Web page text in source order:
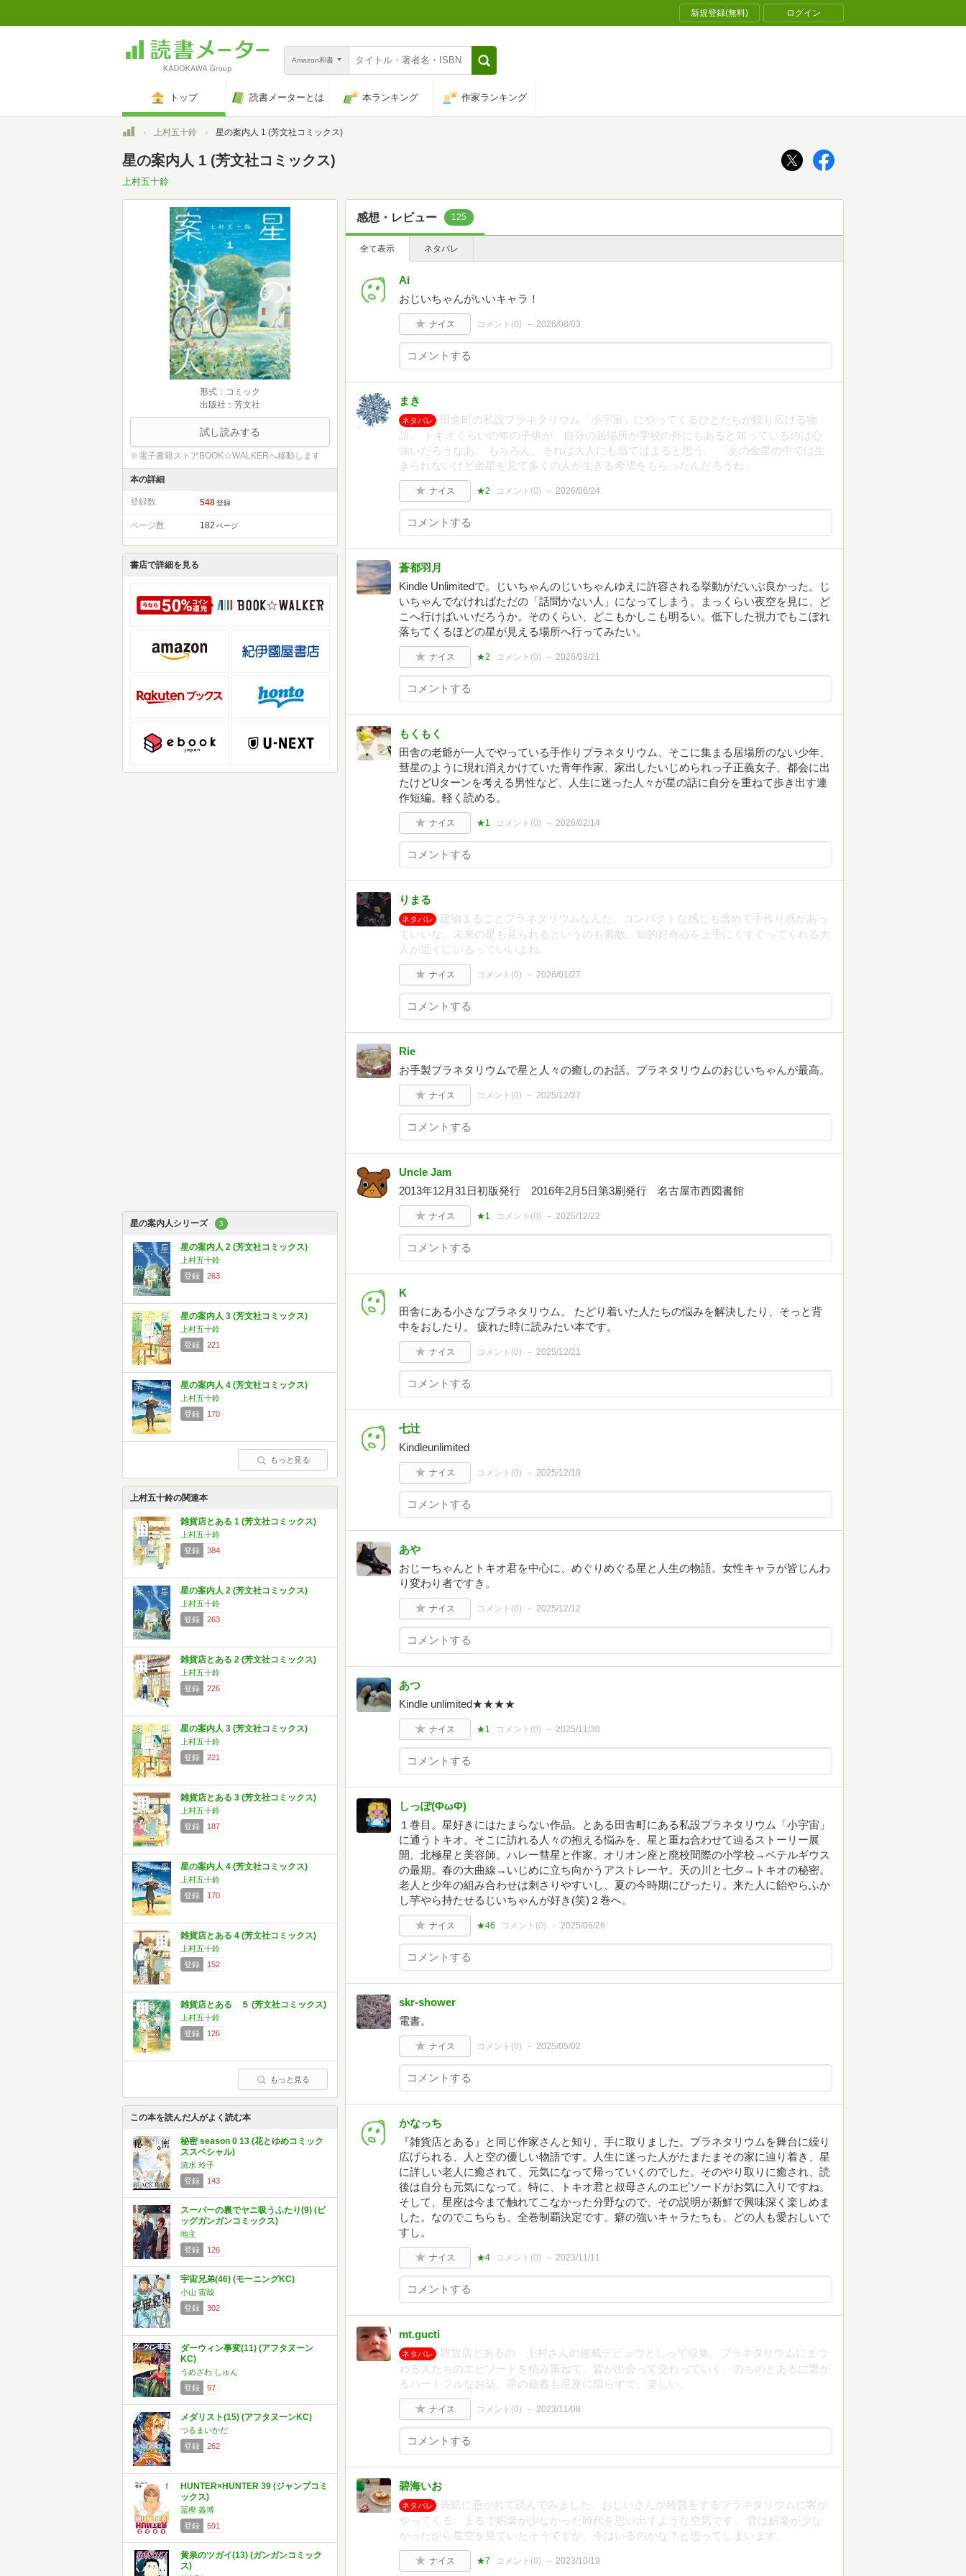
新規登録(無料) ログイン
Amazon和書
トップ 読書メーターとは 本ランキング 作家ランキング
トップ上村五十鈴 星の案内人 1 (芳文社コミックス)
星の案内人 1 (芳文社コミックス)
上村五十鈴
形式：コミック
出版社：芳文社
試し読みする
※電子書籍ストアBOOK☆WALKERへ移動します
本の詳細
登録数 548 登録
ページ数 182 ページ
書店で詳細を見る
星の案内人シリーズ 3
星の案内人 2 (芳文社コミックス)
上村五十鈴
登録
263
星の案内人 3 (芳文社コミックス)
上村五十鈴
登録
221
星の案内人 4 (芳文社コミックス)
上村五十鈴
登録
170
もっと見る
上村五十鈴の関連本
雑貨店とある 1 (芳文社コミックス)
上村五十鈴
登録
384
星の案内人 2 (芳文社コミックス)
上村五十鈴
登録
263
雑貨店とある 2 (芳文社コミックス)
上村五十鈴
登録
226
星の案内人 3 (芳文社コミックス)
上村五十鈴
登録
221
雑貨店とある 3 (芳文社コミックス)
上村五十鈴
登録
187
星の案内人 4 (芳文社コミックス)
上村五十鈴
登録
170
雑貨店とある 4 (芳文社コミックス)
上村五十鈴
登録
152
雑貨店とある ５ (芳文社コミックス)
上村五十鈴
登録
126
もっと見る
この本を読んだ人がよく読む本
秘密 season 0 13 (花とゆめコミック
ススペシャル)
清水 玲子
登録
143
スーパーの裏でヤニ吸うふたり(9) (ビ
ッグガンガンコミックス)
地主
登録
126
宇宙兄弟(46) (モーニングKC)
小山 宙哉
登録
302
ダーウィン事変(11) (アフタヌーン
KC)
うめざわ しゅん
登録
97
メダリスト(15) (アフタヌーンKC)
つるまいかだ
登録
262
HUNTER×HUNTER 39 (ジャンプコミ
ックス)
冨樫 義博
登録
591
黄泉のツガイ(13) (ガンガンコミック
ス)
感想・レビュー 125
全て表示 ネタバレ
Ai
おじいちゃんがいいキャラ！
ナイス コメント(0) 2026/08/03
まき
ネタバレ
田舎町の私設プラネタリウム「小宇宙」にやってくるひとたちが繰り広げる物
語。 トキオくらいの年の子供が、自分の居場所が学校の外にもあると知っているのは心
強いだろうなあ。 もちろん、それは大人にも当てはまると思う。 「あの金星の中では生
きられないけど金星を見て多くの人が生きる希望をもらったんだろうね」
ナイス ★2 コメント(0) 2026/06/24
蒼都羽月
Kindle Unlimitedで。じいちゃんのじいちゃんゆえに許容される挙動がだいぶ良かった。じ
いちゃんでなければただの「話聞かない人」になってしまう。まっくらい夜空を見に、ど
こへ行けばいいだろうか。そのくらい、どこもかしこも明るい。低下した視力でもこぼれ
落ちてくるほどの星が見える場所へ行ってみたい。
ナイス ★2 コメント(0) 2026/03/21
もくもく
田舎の老爺が一人でやっている手作りプラネタリウム、そこに集まる居場所のない少年、
彗星のように現れ消えかけていた青年作家、家出したいじめられっ子正義女子、都会に出
たけどUターンを考える男性など、人生に迷った人々が星の話に自分を重ねて歩き出す連
作短編。軽く読める。
ナイス ★1 コメント(0) 2026/02/14
りまる
ネタバレ
建物まるごとプラネタリウムなんだ。コンパクトな感じも含めて手作り感があっ
ていいな。未来の星も見られるというのも素敵。知的好奇心を上手にくすぐってくれる大
人が近くにいるっていいよね。
ナイス コメント(0) 2026/01/27
Rie
お手製プラネタリウムで星と人々の癒しのお話。プラネタリウムのおじいちゃんが最高。
ナイス コメント(0) 2025/12/27
Uncle Jam
2013年12月31日初版発行 2016年2月5日第3刷発行 名古屋市西図書館
ナイス ★1 コメント(0) 2025/12/22
K
田舎にある小さなプラネタリウム。 たどり着いた人たちの悩みを解決したり、そっと背
中をおしたり。 疲れた時に読みたい本です。
ナイス コメント(0) 2025/12/21
七辻
Kindleunlimited
ナイス コメント(0) 2025/12/19
あや
おじーちゃんとトキオ君を中心に、めぐりめぐる星と人生の物語。女性キャラが皆じんわ
り変わり者ですき。
ナイス コメント(0) 2025/12/12
あつ
Kindle unlimited★★★★
ナイス ★1 コメント(0) 2025/11/30
しっぽ(ФωФ)
１巻目。星好きにはたまらない作品。とある田舎町にある私設プラネタリウム「小宇宙」
に通うトキオ。そこに訪れる人々の抱える悩みを、星と重ね合わせて辿るストーリー展
開。北極星と美容師。ハレー彗星と作家。オリオン座と廃校間際の小学校→ベテルギウス
の最期。春の大曲線→いじめに立ち向かうアストレーヤ。天の川と七夕→トキオの秘密。
老人と少年の組み合わせは刺さりやすいし、夏の今時期にぴったり。来た人に飴やらふか
し芋やら持たせるじいちゃんが好き(笑)２巻へ。
ナイス ★46 コメント(0) 2025/06/26
skr-shower
電書。
ナイス コメント(0) 2025/05/02
かなっち
『雑貨店とある』と同じ作家さんと知り、手に取りました。プラネタリウムを舞台に繰り
広げられる、人と空の優しい物語です。人生に迷った人がたまたまその家に辿り着き、星
に詳しい老人に癒されて、元気になって帰っていくのでした。そのやり取りに癒され、読
後は自分も元気になって。特に、トキオ君と叔母さんのエピソードがお気に入りですね。
そして、星座は今まで触れてこなかった分野なので、その説明が新鮮で興味深く楽しめま
した。なのでこちらも、全巻制覇決定です。癖の強いキャラたちも、どの人も愛おしいで
すし。
ナイス ★4 コメント(0) 2023/11/11
mt.gucti
ネタバレ
雑貨店とあるの 上村さんの連載デビュウとしって収集。プラネタリウムにまつ
わる人たちのエピソードを積み重ねて、皆が出会って交わっていく。のちのとあるに繋が
るハートフルなお話。星の蘊蓄も星座に限らずで、楽しい。
ナイス コメント(0) 2023/11/08
碧海いお
ネタバレ
表紙に惹かれて読んでみました。おじいさんが経営をするプラネタリウムに客が
やってくる。まるで娯楽が少なかった時代を思い出すような空気です。 昔は娯楽が少な
かったから星空を見ていたそうですが、今はいるのかな？と思ってしまいます。
ナイス ★7 コメント(0) 2023/10/19